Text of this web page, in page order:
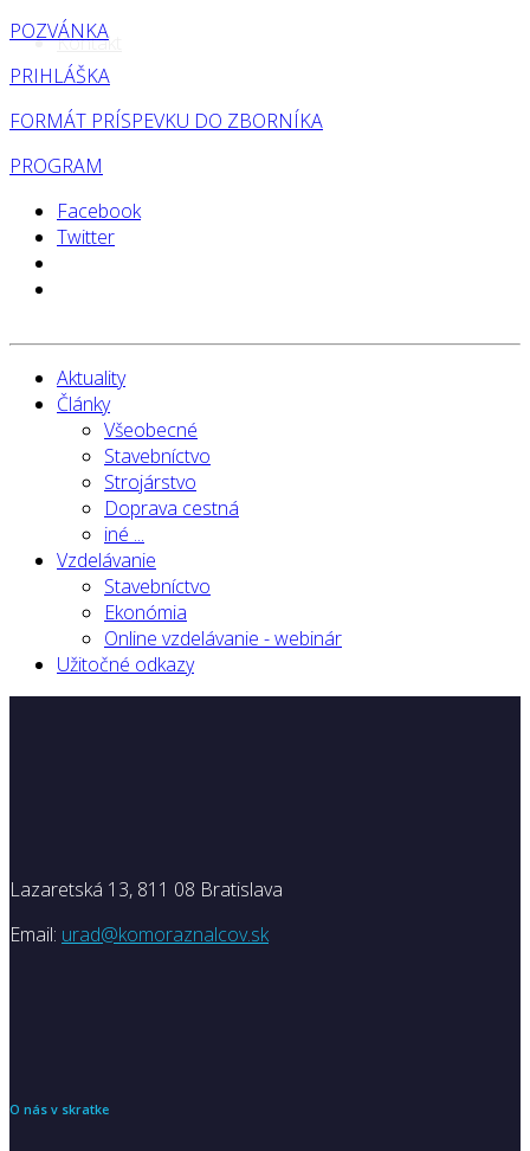
Kontakt
POZVÁNKA
PRIHLÁŠKA
FORMÁT PRÍSPEVKU DO ZBORNÍKA
PROGRAM
Facebook
Twitter
Aktuality
Články
Všeobecné
Stavebníctvo
Strojárstvo
Doprava cestná
iné ...
Vzdelávanie
Stavebníctvo
Ekonómia
Online vzdelávanie - webinár
Užitočné odkazy
Lazaretská 13, 811 08 Bratislava
Email: urad@komoraznalcov.sk
O nás v skratke